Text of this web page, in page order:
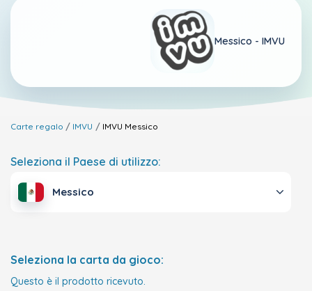
Messico - IMVU
Carte regalo IMVU IMVU Messico
Seleziona il Paese di utilizzo:
Messico
Seleziona la carta da gioco:
Questo è il prodotto ricevuto.